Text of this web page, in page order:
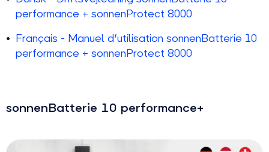
performance + sonnenProtect 8000
Français - Manuel d'utilisation sonnenBatterie 10
performance + sonnenProtect 8000
sonnenBatterie 10 performance+